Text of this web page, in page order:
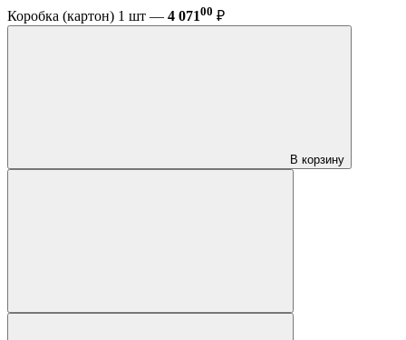
Коробка (картон) 1 шт — 4 07100 ₽
В корзину